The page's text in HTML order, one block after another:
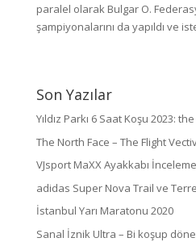
paralel olarak Bulgar O.
şampiyonalarını da yapıldı ve
Son Yazılar
Yıldız Parkı 6 Saat Koşu 2023:
The North Face – The Flight
VJsport MaXX Ayakkabı
adidas Super Nova Trail ve
İstanbul Yarı Maratonu 2020
Sanal İznik Ultra – Bi koşup